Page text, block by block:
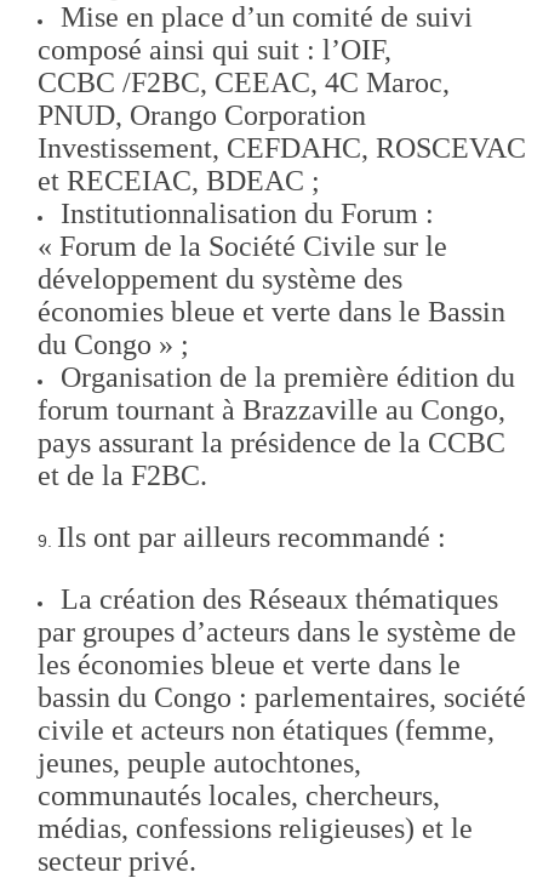
Mise en place d’un comité de suivi
composé ainsi qui suit : l’OIF,
CCBC /F2BC, CEEAC, 4C Maroc,
PNUD, Orango Corporation
Investissement, CEFDAHC, ROSCEVAC
et RECEIAC, BDEAC ;
Institutionnalisation du Forum :
« Forum de la Société Civile sur le
développement du système des
économies bleue et verte dans le Bassin
du Congo » ;
Organisation de la première édition du
forum tournant à Brazzaville au Congo,
pays assurant la présidence de la CCBC
et de la F2BC.
Ils ont par ailleurs recommandé :
La création des Réseaux thématiques
par groupes d’acteurs dans le système de
les économies bleue et verte dans le
bassin du Congo : parlementaires, société
civile et acteurs non étatiques (femme,
jeunes, peuple autochtones,
communautés locales, chercheurs,
médias, confessions religieuses) et le
secteur privé.